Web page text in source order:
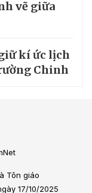
vẽ giữa
kí ức lịch
Chinh
Tôn giáo
17/10/2025